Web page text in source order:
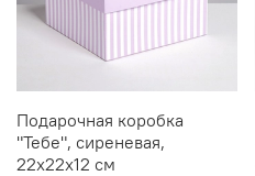
Подарочная коробка
"Тебе", сиреневая,
22х22х12 см